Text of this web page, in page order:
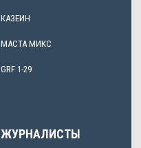
КАЗЕИН
МАСТА МИКС
GRF 1-29
ЖУРНАЛИСТЫ